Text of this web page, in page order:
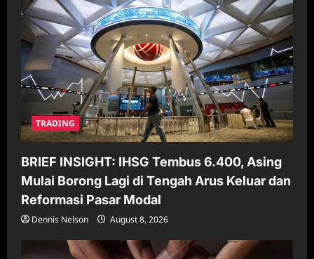
t
o
n
TRADING
BRIEF INSIGHT: IHSG Tembus 6.400, Asing
Mulai Borong Lagi di Tengah Arus Keluar dan
Reformasi Pasar Modal
Dennis Nelson August 8, 2026